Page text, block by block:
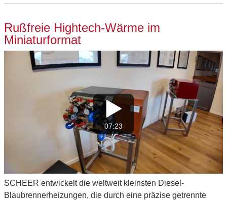
Rußfreie Hightech-Wärme im
Miniaturformat
07:23
SCHEER entwickelt die weltweit kleinsten Diesel-
Blaubrennerheizungen, die durch eine präzise getrennte